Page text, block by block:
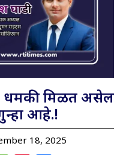
मिळत असेल
आहे.!
18, 2025